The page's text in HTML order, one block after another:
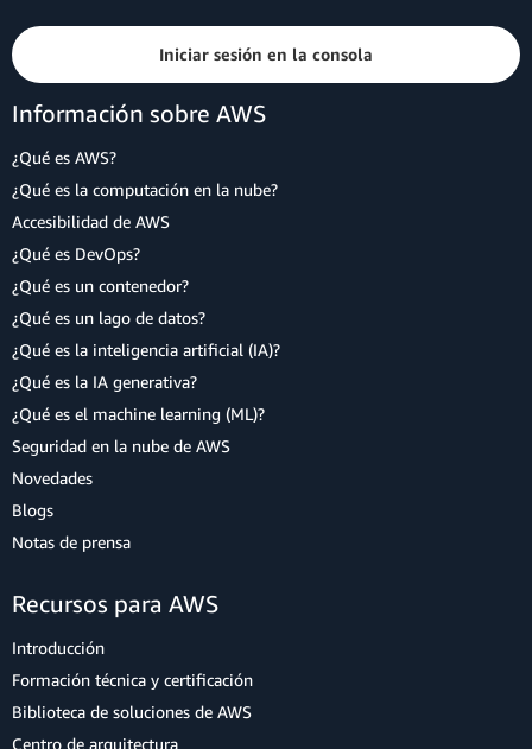
Iniciar sesión en la consola
Información sobre AWS
¿Qué es AWS?
¿Qué es la computación en la nube?
Accesibilidad de AWS
¿Qué es DevOps?
¿Qué es un contenedor?
¿Qué es un lago de datos?
¿Qué es la inteligencia artificial (IA)?
¿Qué es la IA generativa?
¿Qué es el machine learning (ML)?
Seguridad en la nube de AWS
Novedades
Blogs
Notas de prensa
Recursos para AWS
Introducción
Formación técnica y certificación
Biblioteca de soluciones de AWS
Centro de arquitectura